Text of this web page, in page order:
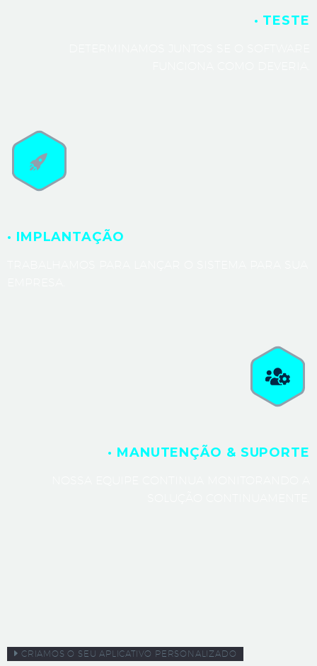
· TESTE
· IMPLANTAÇÃO
· MANUTENÇÃO & SUPORTE
CRIAMOS O SEU APLICATIVO PERSONALIZADO